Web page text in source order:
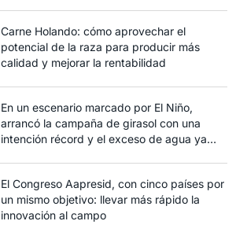
Carne Holando: cómo aprovechar el
potencial de la raza para producir más
calidad y mejorar la rentabilidad
En un escenario marcado por El Niño,
arrancó la campaña de girasol con una
intención récord y el exceso de agua ya
El Congreso Aapresid, con cinco países por
un mismo objetivo: llevar más rápido la
innovación al campo